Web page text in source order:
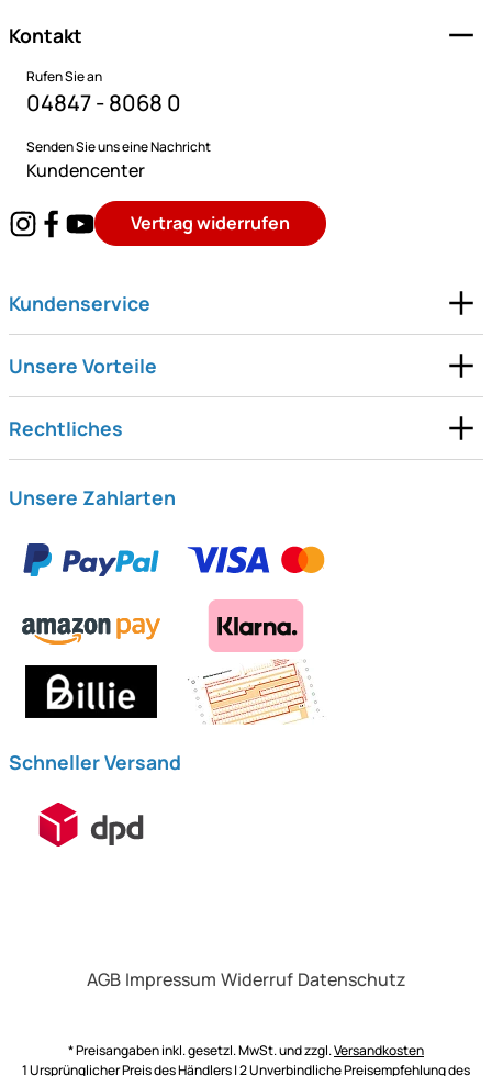
Kontakt
Rufen Sie an
04847 - 8068 0
Senden Sie uns eine Nachricht
Kundencenter
Vertrag widerrufen
Kundenservice
Unsere Vorteile
Rechtliches
Unsere Zahlarten
Schneller Versand
AGB Impressum Widerruf Datenschutz
* Preisangaben inkl. gesetzl. MwSt. und zzgl.Versandkosten
1 Ursprünglicher Preis des Händlers | 2 Unverbindliche Preisempfehlung des